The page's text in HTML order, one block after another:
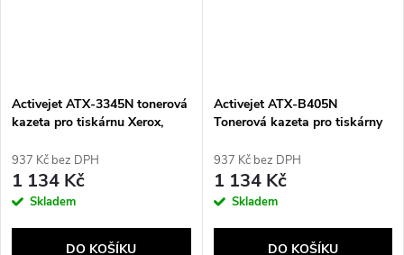
Activejet ATX-3345N tonerová
kazeta pro tiskárnu Xerox,
Supreme; 3000 stran; černá
barva
937 Kč bez DPH
1 134 Kč
Skladem
DO KOŠÍKU
Activejet ATX-B405N
Tonerová kazeta pro tiskárny
106R03585; Supreme; 24600
stran; černá
937 Kč bez DPH
1 134 Kč
Skladem
DO KOŠÍKU